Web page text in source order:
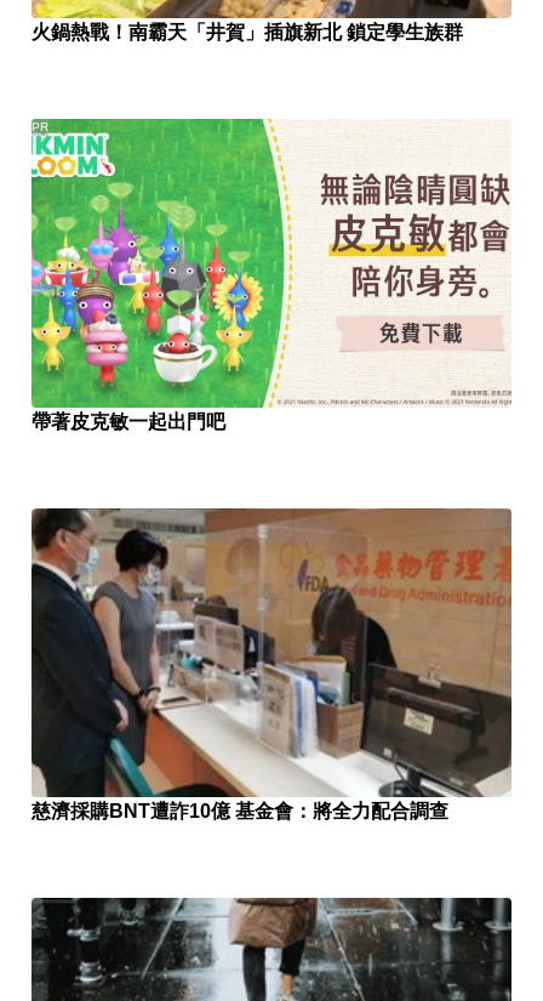
火鍋熱戰！南霸天「井賀」插旗新北 鎖定學生族群
帶著皮克敏一起出門吧
PR
慈濟採購BNT遭詐10億 基金會：將全力配合調查